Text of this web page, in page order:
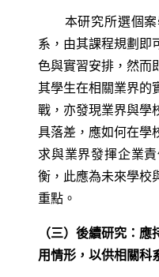
本研究所選個案
系，由其課程規劃即
色與實習安排，然而
其學生在相關業界的
戰，亦發現業界與學
具落差，應如何在學
求與業界發揮企業
衡，此應為未來學校
重點。
（三）後續研究：
用情形，以供相關科